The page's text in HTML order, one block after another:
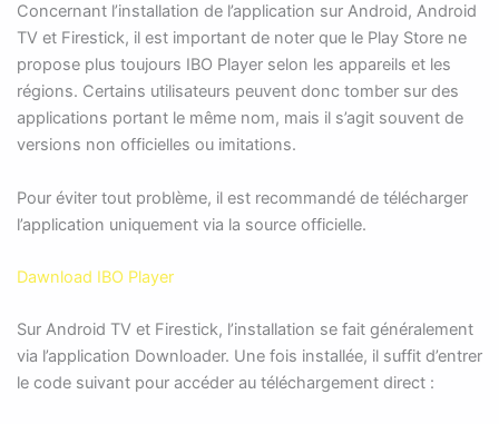
Concernant l’installation de l’application sur Android, Android
TV et Firestick, il est important de noter que le Play Store ne
propose plus toujours IBO Player selon les appareils et les
régions. Certains utilisateurs peuvent donc tomber sur des
applications portant le même nom, mais il s’agit souvent de
versions non officielles ou imitations.
Pour éviter tout problème, il est recommandé de télécharger
l’application uniquement via la source officielle.
Dawnload IBO Player
Sur Android TV et Firestick, l’installation se fait généralement
via l’application Downloader. Une fois installée, il suffit d’entrer
le code suivant pour accéder au téléchargement direct :